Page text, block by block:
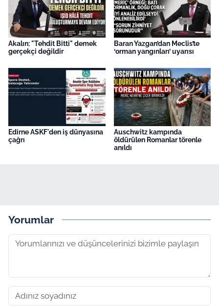
Akalın: "Tehdit Bitti" demek
gerçekçi değildir
Baran Yazgan’dan Meclis’te
‘orman yangınları’ uyarısı
Edirne ASKF'den iş dünyasına
çağrı
Auschwitz kampında
öldürülen Romanlar törenle
anıldı
Yorumlar